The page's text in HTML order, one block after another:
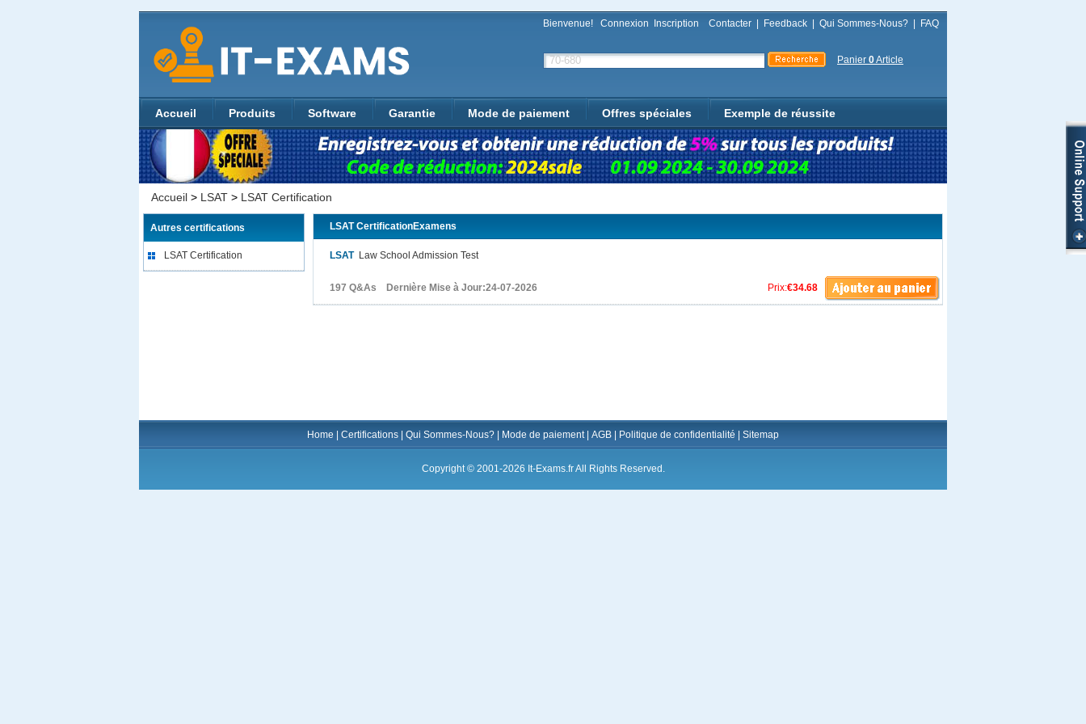
Bienvenue! Connexion Inscription Contacter Feedback Qui Sommes-Nous? FAQ
Panier 0Article
Accueil Produits Software Garantie Mode de paiement Offres spéciales Exemple de réussite
Accueil > LSAT > LSAT Certification
Autres certifications
LSAT Certification
LSAT CertificationExamens
LSATLaw School Admission Test
Prix:€34.68
197 Q&As Dernière Mise à Jour:24-07-2026
Home Certifications Qui Sommes-Nous? Mode de paiement| AGB Politique de confidentialité Sitemap
Copyright © 2001-2026 It-Exams.fr All Rights Reserved.